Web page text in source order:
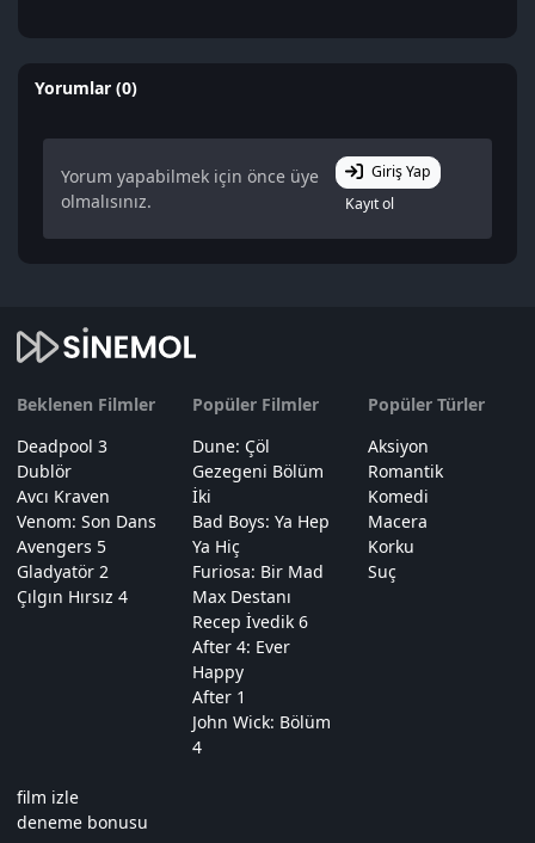
Yorumlar (0)
Yorum yapabilmek için önce üye
olmalısınız.
Giriş Yap
Kayıt ol
Beklenen Filmler
Deadpool 3
Dublör
Avcı Kraven
Venom: Son Dans
Avengers 5
Gladyatör 2
Çılgın Hırsız 4
Popüler Filmler
Dune: Çöl
Gezegeni Bölüm
İki
Bad Boys: Ya Hep
Ya Hiç
Furiosa: Bir Mad
Max Destanı
Recep İvedik 6
After 4: Ever
Happy
After 1
John Wick: Bölüm
4
Popüler Türler
Aksiyon
Romantik
Komedi
Macera
Korku
Suç
film izle
deneme bonusu